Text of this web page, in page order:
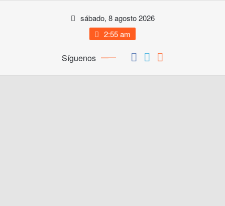
sábado, 8 agosto 2026
2:55 am
Síguenos